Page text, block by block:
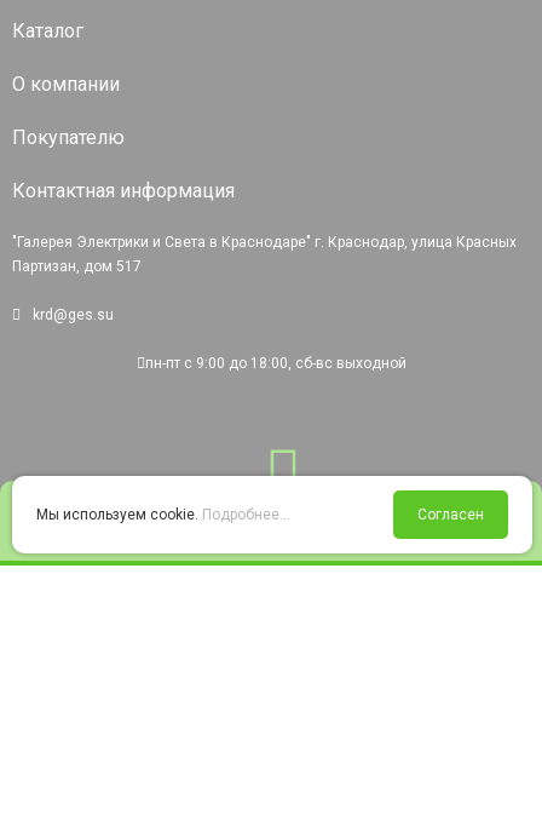
Войти Избранное Корзина
Каталог
О компании
Покупателю
Контактная информация
"Галерея Электрики и Света в Краснодаре" г. Краснодар, улица Красных
Партизан, дом 517
krd@ges.su
пн-пт с 9:00 до 18:00, сб-вс выходной
Мы используем cookie. Подробнее... Согласен